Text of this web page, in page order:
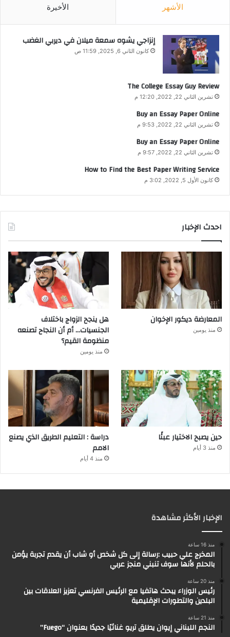
الأشهر الأخيرة
إنزاجي يشوه سمعة ميلان في ديربي الغضب
كانون الثاني 6, 2025, 11:59 ص
The College Essay Guy Review
تشرين الثاني 22, 2022, 12:20 م
Buy an Essay Paper Online
تشرين الثاني 22, 2022, 9:53 م
Buy an Essay Paper Online
تشرين الثاني 22, 2022, 9:57 م
How to Find the Best Paper Writing Service
كانون الأول 5, 2022, 3:02 م
احدث الإخبار
المعارضة ديكور الإخوان
منذ يومين
هل ينجح الزواج باختلاف
الجنسيات… أم أن النجاح تصنعه
منظومة القيم؟
منذ يومين
حين يصبح الاختيار عبئًا
منذ 3 أيام
دراسة : التعليم الطريق الذي يصنع
الامم
منذ 4 أيام
الإخبار الأكثر مشاهدة
منذ 16 ساعة
المخرج علي حبيب :رسالة إلى كل شخص أو شاب أن يقدم تجربة يؤمن
بالحلم لأنها سوف تنبني منجز عربي
منذ 20 ساعة
رئيس الوزراء يبحث هاتفيا مع الرئيس الفرنسي تعزيز العلاقات بين
البلدين والتطورات الإقليمية
منذ 21 ساعة
النجم اللبناني إيوان يطلق تريو غنائيًا جديدًا بعنوان “Fuego”